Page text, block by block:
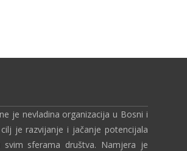
je nevladina organizacija u Bosni i
je razvijanje i jačanje potencijala
sferama društva. Namjera je